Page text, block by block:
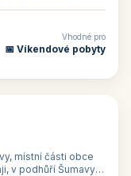
Vhodné pro
📅 Víkendové pobyty
místní části obce
v podhůří Šumavy